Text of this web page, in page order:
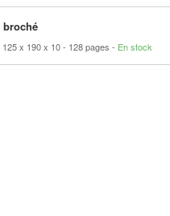
broché
125 x 190 x 10 128 pages En stock